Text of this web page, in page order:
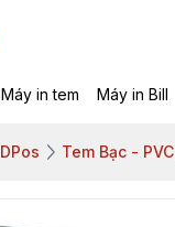
Máy in tem Máy in Bill
DPos Tem Bạc - PVC